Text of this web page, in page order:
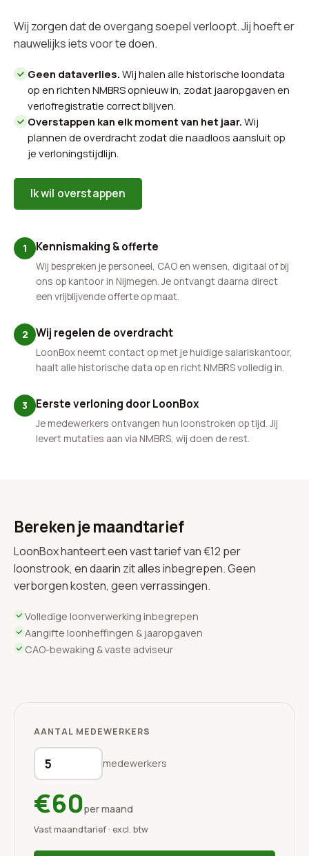
Wij zorgen dat de overgang soepel verloopt. Jij hoeft er
nauwelijks iets voor te doen.
Geen dataverlies. Wij halen alle historische loondata
op en richten NMBRS opnieuw in, zodat jaaropgaven en
verlofregistratie correct blijven.
Overstappen kan elk moment van het jaar. Wij
plannen de overdracht zodat die naadloos aansluit op
je verloningstijdlijn.
Ik wil overstappen
1 Kennismaking & offerte
Wij bespreken je personeel, CAO en wensen, digitaal of bij
ons op kantoor in Nijmegen. Je ontvangt daarna direct
een vrijblijvende offerte op maat.
2 Wij regelen de overdracht
LoonBox neemt contact op met je huidige salariskantoor,
haalt alle historische data op en richt NMBRS volledig in.
3 Eerste verloning door LoonBox
Je medewerkers ontvangen hun loonstroken op tijd. Jij
levert mutaties aan via NMBRS, wij doen de rest.
Bereken je maandtarief
LoonBox hanteert een vast tarief van €12 per
loonstrook, en daarin zit alles inbegrepen. Geen
verborgen kosten, geen verrassingen.
Volledige loonverwerking inbegrepen
Aangifte loonheffingen & jaaropgaven
CAO-bewaking & vaste adviseur
AANTAL MEDEWERKERS
medewerkers
€60per maand
Vast maandtarief · excl. btw